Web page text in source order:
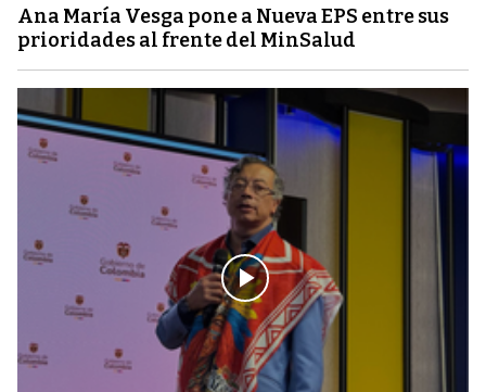
Ana María Vesga pone a Nueva EPS entre sus
prioridades al frente del MinSalud